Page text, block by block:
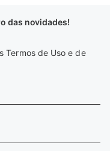
das novidades!
Termos de Uso e de